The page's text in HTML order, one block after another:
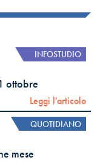
INFOSTUDIO
ottobre
Leggi l'articolo
QUOTIDIANO
mese